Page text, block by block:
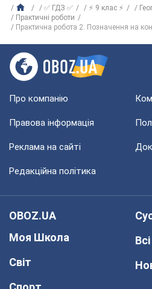
✅ ГДЗ ✅ ⚡ 9 клас ⚡
Практичні роботи
Практична робота 2. Позначення на
Про компанію
Правова інформація
Реклама на сайті
Редакційна політика
OBOZ.UA
Моя Школа
Світ